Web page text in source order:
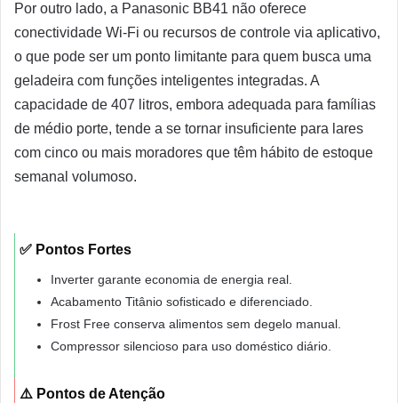
Por outro lado, a Panasonic BB41 não oferece
conectividade Wi-Fi ou recursos de controle via aplicativo,
o que pode ser um ponto limitante para quem busca uma
geladeira com funções inteligentes integradas. A
capacidade de 407 litros, embora adequada para famílias
de médio porte, tende a se tornar insuficiente para lares
com cinco ou mais moradores que têm hábito de estoque
semanal volumoso.
✅ Pontos Fortes
Inverter garante economia de energia real.
Acabamento Titânio sofisticado e diferenciado.
Frost Free conserva alimentos sem degelo manual.
Compressor silencioso para uso doméstico diário.
⚠️ Pontos de Atenção